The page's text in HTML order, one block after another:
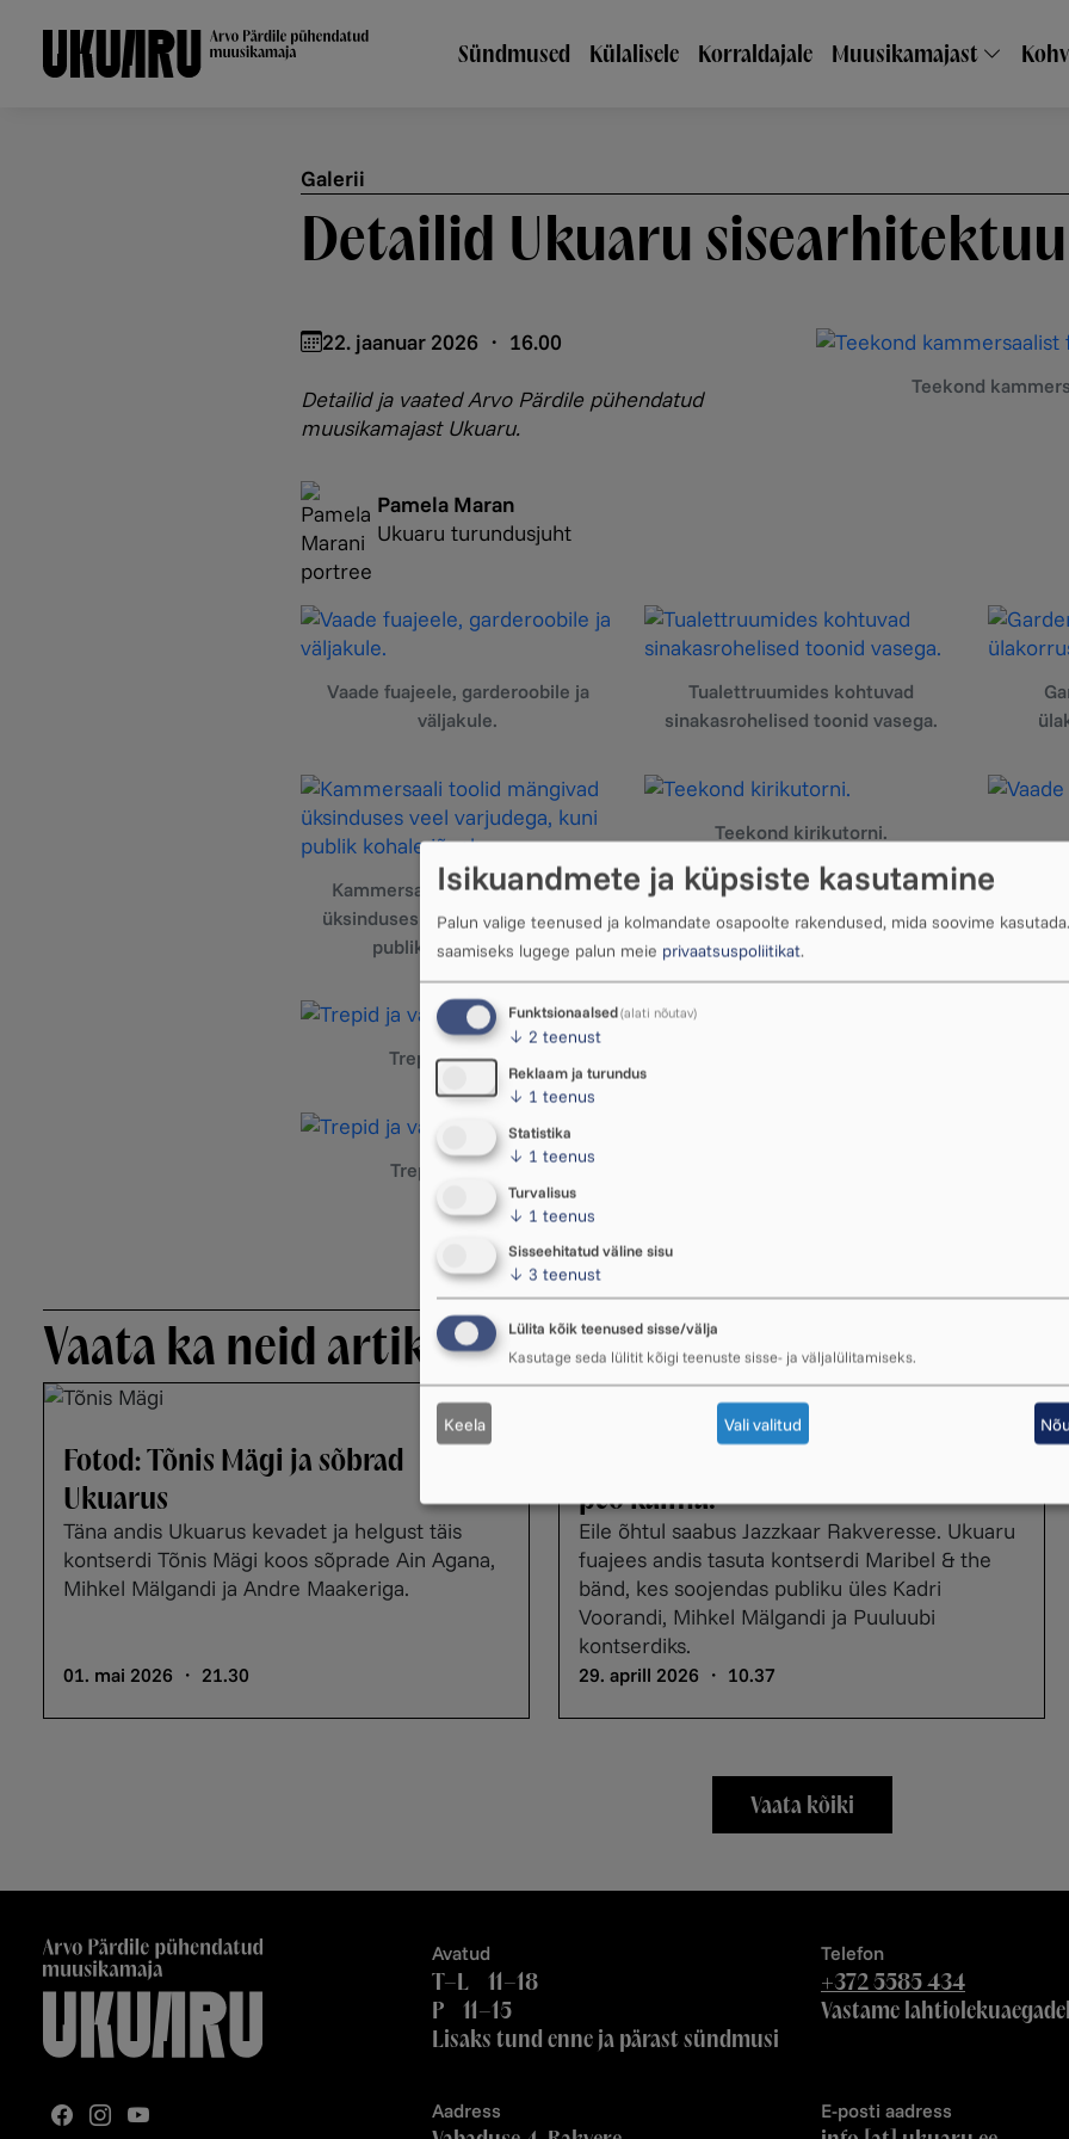
Põhinavigatsioon
Sündmused Külalisele Korraldajale Muusikamajast
Galerii
Detailid Ukuaru
22. jaanuar 2026 ・ 16.00
Detailid ja vaated Arvo Pärdile pühendatud
muusikamajast Ukuaru.
Pamela Maran
Ukuaru turundusjuht
Teekond
Vaade fuajeele, garderoobile ja
väljakule.
Tualettruumides kohtuvad
sinakasrohelised toonid vasega.
Kammersaali toolid mängivad
üksinduses veel varjudega, kuni
publik kohale jõuab.
Teekond kirikutorni.
Trepid ja valgus.
Trepid ja varjud.
Vaata ka neid artikleid
Fotod: Tõnis Mägi ja sõbrad
Ukuarus
Täna andis Ukuarus kevadet ja helgust täis
kontserdi Tõnis Mägi koos sõprade Ain Agana,
Mihkel Mälgandi ja Andre Maakeriga.
01. mai 2026 ・ 21.30
peo käima!
Eile õhtul saabus Jazzkaar Rakveresse. Ukuaru
fuajees andis tasuta kontserdi Maribel & the
bänd, kes soojendas publiku üles Kadri
Voorandi, Mihkel Mälgandi ja Puuluubi
kontserdiks.
29. aprill 2026 ・ 10.37
Vaata kõiki
Avatud
T–L 11–18
P 11–15
Lisaks tund enne ja pärast sündmusi
Telefon
+372 5585 434
Vastame lahtiolekuaegadel
Aadress E-posti aadress
Isikuandmete ja küpsiste kasutamine
Palun valige teenused ja kolmandate osapoolte rakendused, mida soovime kasutada.
saamiseks lugege palun meie privaatsuspoliitikat.
Funktsionaalsed(alati nõutav)
↓ 2 teenust
Reklaam ja turundus
↓ 1 teenus
Statistika
↓ 1 teenus
Turvalisus
↓ 1 teenus
Sisseehitatud väline sisu
↓ 3 teenust
Lülita kõik teenused sisse/välja
Kasutage seda lülitit kõigi teenuste sisse- ja väljalülitamiseks.
Keela Vali valitud